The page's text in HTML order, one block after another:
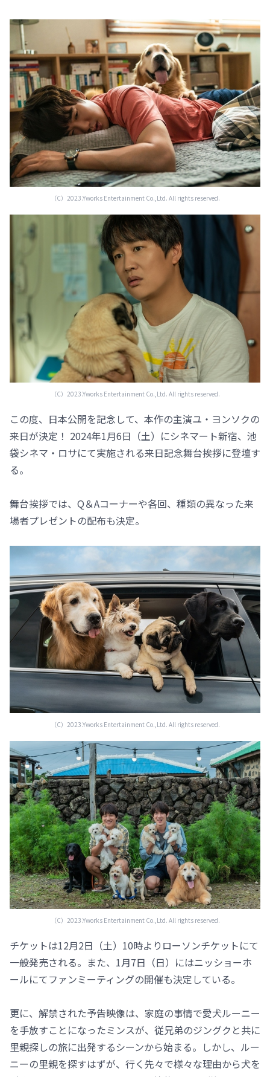
（C）2023.Yworks Entertainment Co.,Ltd. All rights reserved.
（C）2023.Yworks Entertainment Co.,Ltd. All rights reserved.
この度、日本公開を記念して、本作の主演ユ・ヨンソクの
来日が決定！ 2024年1月6日（土）にシネマート新宿、池
袋シネマ・ロサにて実施される来日記念舞台挨拶に登壇す
る。
舞台挨拶では、Q＆Aコーナーや各回、種類の異なった来
場者プレゼントの配布も決定。
（C）2023.Yworks Entertainment Co.,Ltd. All rights reserved.
（C）2023.Yworks Entertainment Co.,Ltd. All rights reserved.
チケットは12月2日（土）10時よりローソンチケットにて
一般発売される。また、1月7日（日）にはニッショーホ
ールにてファンミーティングの開催も決定している。
更に、解禁された予告映像は、家庭の事情で愛犬ルーニー
を手放すことになったミンスが、従兄弟のジングクと共に
里親探しの旅に出発するシーンから始まる。しかし、ルー
ニーの里親を探すはずが、行く先々で様々な理由から犬を